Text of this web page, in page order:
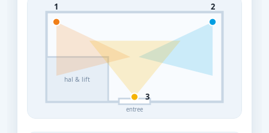
1 2
3
hal & lift
entree